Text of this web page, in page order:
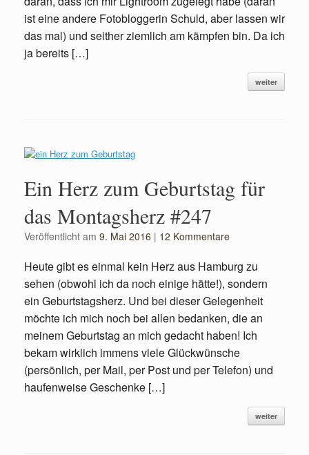
ist eine andere Fotobloggerin Schuld, aber lassen wir
das mal) und seither ziemlich am kämpfen bin. Da ich
ja bereits […]
weiter
Ein Herz zum Geburtstag für
das Montagsherz #247
Veröffentlicht am 9. Mai 2016 | 12 Kommentare
Heute gibt es einmal kein Herz aus Hamburg zu
sehen (obwohl ich da noch einige hätte!), sondern
ein Geburtstagsherz. Und bei dieser Gelegenheit
möchte ich mich noch bei allen bedanken, die an
meinem Geburtstag an mich gedacht haben! Ich
bekam wirklich immens viele Glückwünsche
(persönlich, per Mail, per Post und per Telefon) und
haufenweise Geschenke […]
weiter